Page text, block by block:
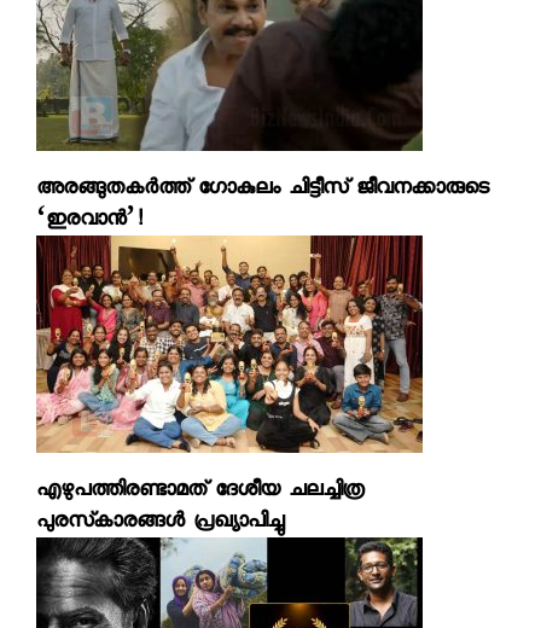
അരങ്ങുതകര്‍ത്ത് ഗോകുലം ചിട്ടീസ് ജീവനക്കാരുടെ
‘ഇരവാന്‍’!
എഴുപത്തിരണ്ടാമത് ദേശീയ ചലച്ചിത്ര
പുരസ്‌കാരങ്ങള്‍ പ്രഖ്യാപിച്ചു